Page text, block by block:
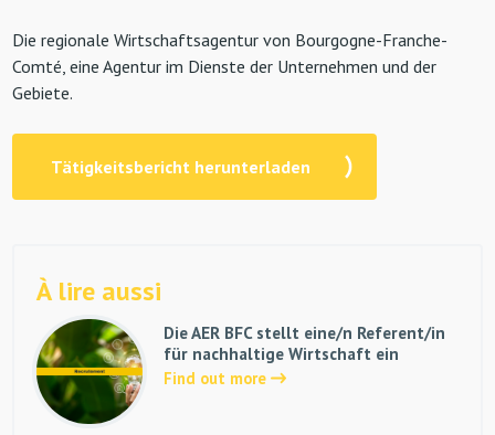
Die regionale Wirtschaftsagentur von Bourgogne-Franche-
Comté, eine Agentur im Dienste der Unternehmen und der
Gebiete.
Tätigkeitsbericht herunterladen
À lire aussi
Die AER BFC stellt eine/n Referent/in
für nachhaltige Wirtschaft ein
Find out more